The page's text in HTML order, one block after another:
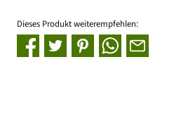
Dieses Produkt weiterempfehlen: